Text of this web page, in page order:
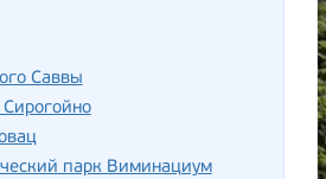
Саввы
парк Виминациум